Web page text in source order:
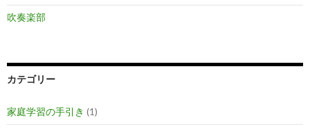
吹奏楽部
カテゴリー
家庭学習の手引き (1)